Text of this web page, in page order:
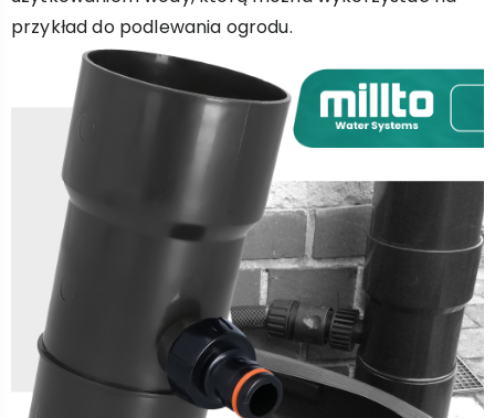
przykład do podlewania ogrodu.